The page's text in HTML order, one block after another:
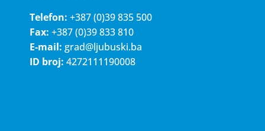
Telefon: +387 (0)39 835 500
Fax: +387 (0)39 833 810
E-mail: grad@ljubuski.ba
ID broj: 4272111190008